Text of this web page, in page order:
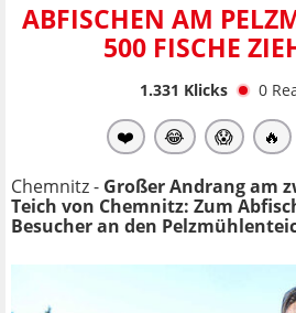
ABFISCHEN AM
500 FISCHE
1.331 Klicks 0
❤️ 😂 😱 🔥
Chemnitz - Großer Andrang am
Teich von Chemnitz: Zum
Besucher an den